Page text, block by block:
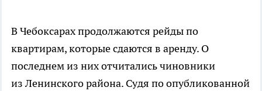
В Чебоксарах продолжаются рейды по
квартирам, которые сдаются в аренду. О
последнем из них отчитались чиновники
из Ленинского района. Судя по опубликованной